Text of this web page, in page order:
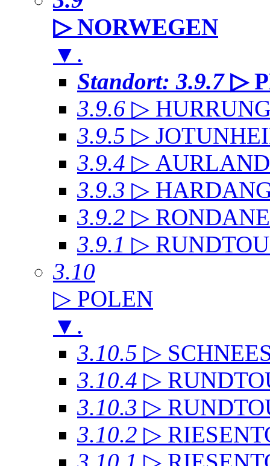
▷ NORWEGEN
▼ .
Standort: 3.9.7 ▷
3.9.6 ▷
3.9.5 ▷
3.9.4 ▷
3.9.3 ▷
3.9.2 ▷
3.9.1 ▷
3.10
▷ POLEN
▼ .
3.10.5 ▷
3.10.4 ▷
3.10.3 ▷
3.10.2 ▷